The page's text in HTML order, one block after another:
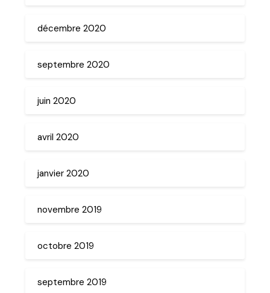
décembre 2020
septembre 2020
juin 2020
avril 2020
janvier 2020
novembre 2019
octobre 2019
septembre 2019